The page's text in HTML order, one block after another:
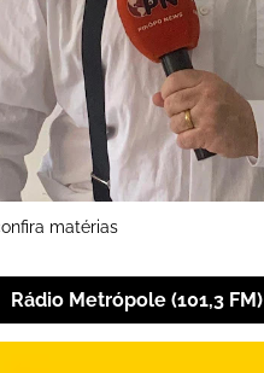
matérias
Rádio Metrópole (101,3 FM)